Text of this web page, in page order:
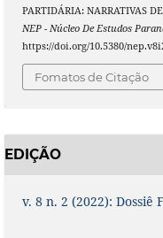
PARTIDÁRIA: NARRATIVAS
NEP - Núcleo De Estudos
https://doi.org/10.5380/
Fomatos de Citação
EDIÇÃO
v. 8 n. 2 (2022): Dossiê